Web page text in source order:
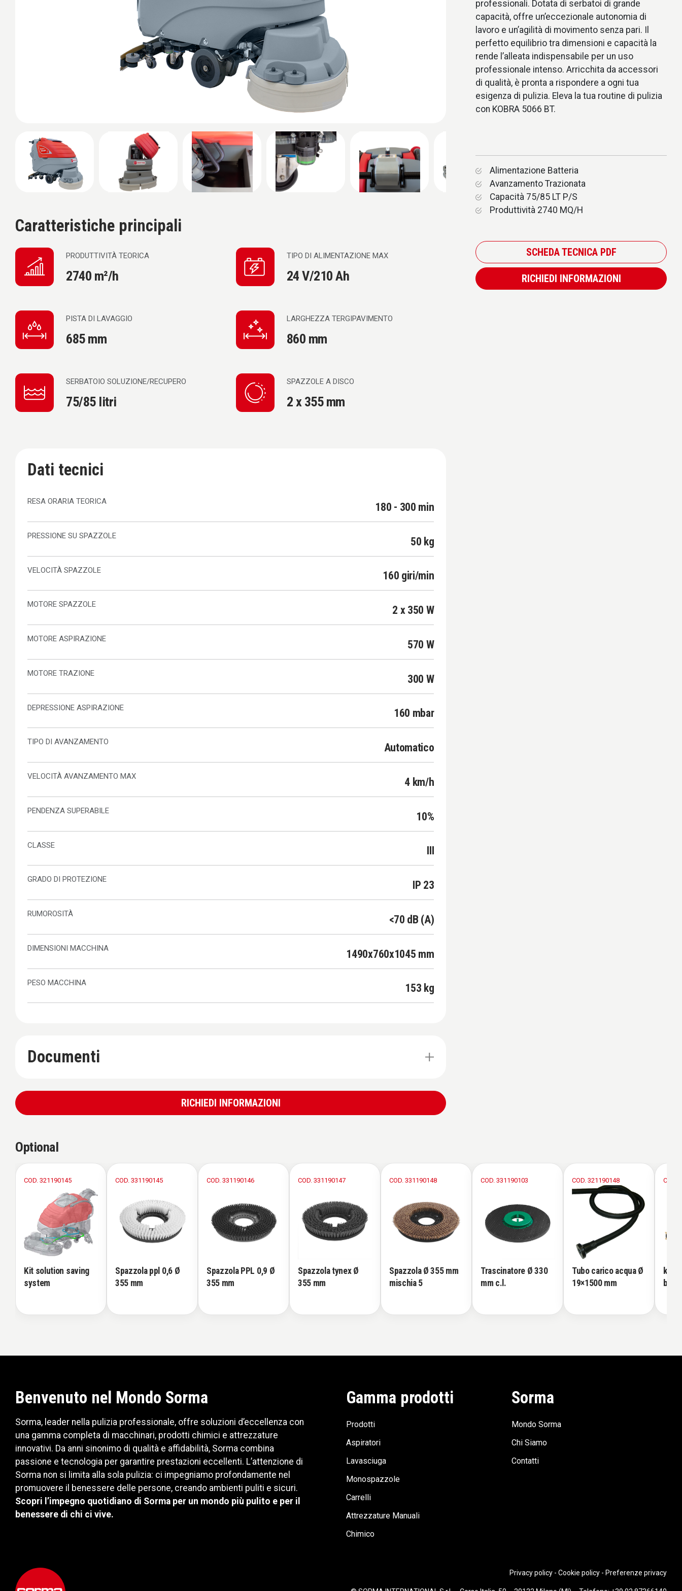
Caratteristiche principali
PRODUTTIVITÀ TEORICA
2740 m²/h
TIPO DI ALIMENTAZIONE MAX
24 V/210 Ah
PISTA DI LAVAGGIO
685 mm
LARGHEZZA TERGIPAVIMENTO
860 mm
SERBATOIO SOLUZIONE/RECUPERO
75/85 litri
SPAZZOLE A DISCO
2 x 355 mm
Dati tecnici
RESA ORARIA TEORICA 180 - 300 min
PRESSIONE SU SPAZZOLE 50 kg
VELOCITÀ SPAZZOLE 160 giri/min
MOTORE SPAZZOLE 2 x 350 W
MOTORE ASPIRAZIONE 570 W
MOTORE TRAZIONE 300 W
DEPRESSIONE ASPIRAZIONE 160 mbar
TIPO DI AVANZAMENTO Automatico
VELOCITÀ AVANZAMENTO MAX 4 km/h
PENDENZA SUPERABILE 10%
CLASSE
GRADO DI PROTEZIONE IP 23
RUMOROSITÀ <70 dB (A)
DIMENSIONI MACCHINA 1490x760x1045 mm
PESO MACCHINA 153 kg
Documenti
RICHIEDI INFORMAZIONI
professionali. Dotata di serbatoi di grande
capacità, offre un’eccezionale autonomia di
lavoro e un’agilità di movimento senza pari. Il
perfetto equilibrio tra dimensioni e capacità la
rende l’alleata indispensabile per un uso
professionale intenso. Arricchita da accessori
di qualità, è pronta a rispondere a ogni tua
esigenza di pulizia. Eleva la tua routine di pulizia
con KOBRA 5066 BT.
Alimentazione Batteria
Avanzamento Trazionata
Capacità 75/85 LT P/S
Produttività 2740 MQ/H
SCHEDA TECNICA PDF
RICHIEDI INFORMAZIONI
Optional
COD. 321190145
Kit solution saving
system
COD. 331190145
Spazzola ppl 0,6 Ø
355 mm
COD. 331190146
Spazzola PPL 0,9 Ø
355 mm
COD. 331190147
Spazzola tynex Ø
355 mm
COD. 331190148
Spazzola Ø 355 mm
mischia 5
COD. 331190103
Trascinatore Ø 330
mm c.l.
COD. 321190148
Tubo carico acqua Ø
19×1500 mm
COD.
kit
Benvenuto nel Mondo Sorma
Sorma, leader nella pulizia professionale, offre soluzioni d’eccellenza con
una gamma completa di macchinari, prodotti chimici e attrezzature
innovativi. Da anni sinonimo di qualità e affidabilità, Sorma combina
passione e tecnologia per garantire prestazioni eccellenti. L’attenzione di
Sorma non si limita alla sola pulizia: ci impegniamo profondamente nel
promuovere il benessere delle persone, creando ambienti puliti e sicuri.
Scopri l’impegno quotidiano di Sorma per un mondo più pulito e per il
benessere di chi ci vive.
Gamma prodotti
Prodotti
Aspiratori
Lavasciuga
Monospazzole
Carrelli
Attrezzature Manuali
Chimico
Sorma
Mondo Sorma
Chi Siamo
Contatti
Privacy policy - Cookie policy - Preferenze privacy